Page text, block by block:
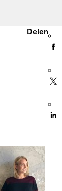
Delen